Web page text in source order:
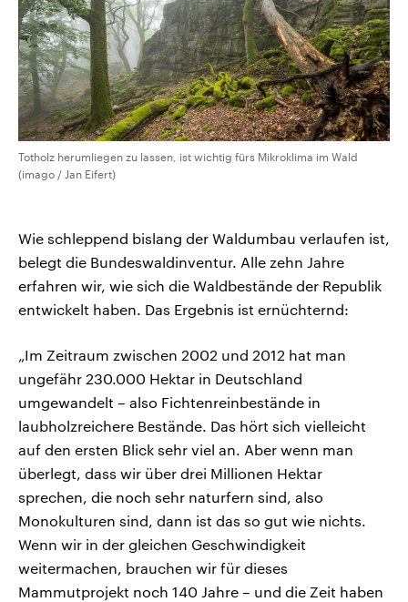
Totholz herumliegen zu lassen, ist wichtig fürs Mikroklima im Wald
(imago / Jan Eifert)
Wie schleppend bislang der Waldumbau verlaufen ist,
belegt die Bundeswaldinventur. Alle zehn Jahre
erfahren wir, wie sich die Waldbestände der Republik
entwickelt haben. Das Ergebnis ist ernüchternd:
„Im Zeitraum zwischen 2002 und 2012 hat man
ungefähr 230.000 Hektar in Deutschland
umgewandelt – also Fichtenreinbestände in
laubholzreichere Bestände. Das hört sich vielleicht
auf den ersten Blick sehr viel an. Aber wenn man
überlegt, dass wir über drei Millionen Hektar
sprechen, die noch sehr naturfern sind, also
Monokulturen sind, dann ist das so gut wie nichts.
Wenn wir in der gleichen Geschwindigkeit
weitermachen, brauchen wir für dieses
Mammutprojekt noch 140 Jahre – und die Zeit haben